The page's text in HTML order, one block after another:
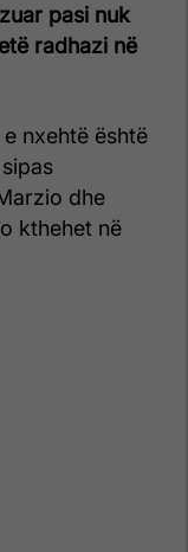
pasi nuk
radhazi në
nxehtë është
dhe
kthehet në